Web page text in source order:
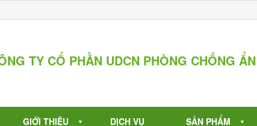
TY CỔ PHẦN UDCN PHÒNG CHỐNG
GIỚI THIỆU ▼ DỊCH VỤ SẢN PHẨM ▼